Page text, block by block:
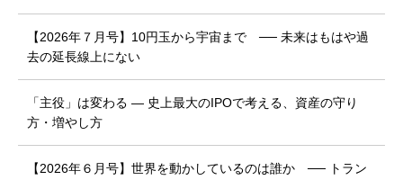
【2026年７月号】10円玉から宇宙まで ── 未来はもはや過
去の延長線上にない
「主役」は変わる ― 史上最大のIPOで考える、資産の守り
方・増やし方
【2026年６月号】世界を動かしているのは誰か ── トラン